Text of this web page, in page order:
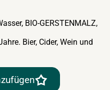
BIO-GERSTENMALZ,
Bier, Cider, Wein und